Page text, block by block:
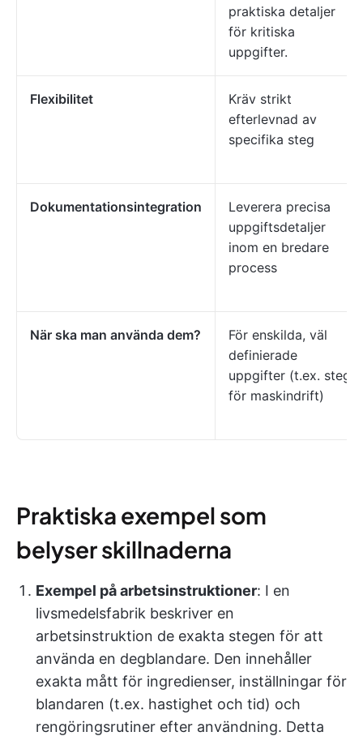
praktiska detaljer
för kritiska
uppgifter.
Flexibilitet
Kräv strikt
efterlevnad av
specifika steg
Dokumentationsintegration
Leverera precisa
uppgiftsdetaljer
inom en bredare
process
När ska man använda dem?
För enskilda, väl
definierade
uppgifter (t.ex. steg
för maskindrift)
Praktiska exempel som
belyser skillnaderna
Exempel på arbetsinstruktioner: I en
livsmedelsfabrik beskriver en
arbetsinstruktion de exakta stegen för att
använda en degblandare. Den innehåller
exakta mått för ingredienser, inställningar för
blandaren (t.ex. hastighet och tid) och
rengöringsrutiner efter användning. Detta